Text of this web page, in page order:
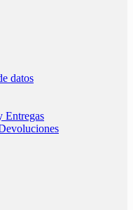
datos
Entregas